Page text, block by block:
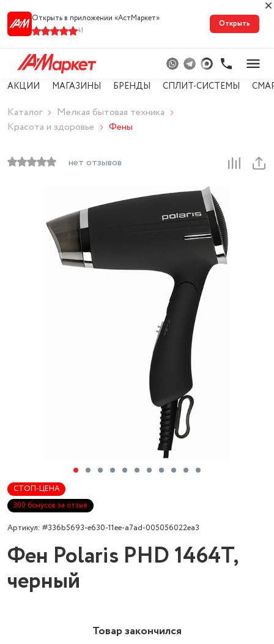
Открыть в приложении «АстМарке‪т‬»
41
Открыть
АКЦИИ МАГАЗИНЫ БРЕНДЫ СПЛИТ-СИСТЕМЫ
Каталог
Мелкая бытовая техника
Красота и здоровье
Фены
нет отзывов
СТОП-ЦЕНА
300 бонусов за отзыв
Артикул: #336b5693-e630-11ee-a7ad-005056022ea3
Фен Polaris PHD 1464T,
черный
Товар закончился